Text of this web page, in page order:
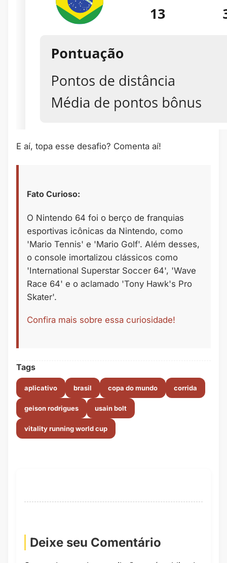
E aí, topa esse desafio? Comenta aí!
Fato Curioso:
O Nintendo 64 foi o berço de franquias
esportivas icônicas da Nintendo, como
'Mario Tennis' e 'Mario Golf'. Além desses,
o console imortalizou clássicos como
'International Superstar Soccer 64', 'Wave
Race 64' e o aclamado 'Tony Hawk's Pro
Skater'.
Confira mais sobre essa curiosidade!
Tags
aplicativo brasil copa do mundo corrida
geison rodrigues usain bolt
vitality running world cup
Deixe seu Comentário